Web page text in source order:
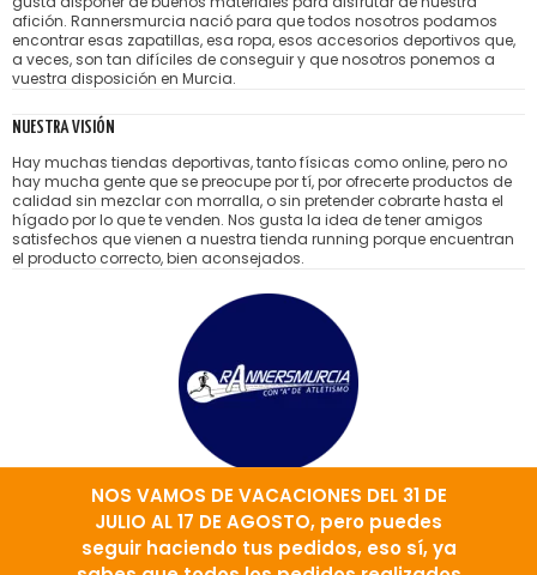
NOS VAMOS DE VACACIONES DEL 31 DE
JULIO AL 17 DE AGOSTO, pero puedes
seguir haciendo tus pedidos, eso sí, ya
afición. Rannersmurcia nació para que todos nosotros podamos
encontrar esas zapatillas, esa ropa, esos accesorios deportivos que,
a veces, son tan difíciles de conseguir y que nosotros ponemos a
vuestra disposición en Murcia.
NUESTRA VISIÓN
Hay muchas tiendas deportivas, tanto físicas como online, pero no
hay mucha gente que se preocupe por tí, por ofrecerte productos de
calidad sin mezclar con morralla, o sin pretender cobrarte hasta el
hígado por lo que te venden. Nos gusta la idea de tener amigos
satisfechos que vienen a nuestra tienda running porque encuentran
el producto correcto, bien aconsejados.
TIENDANOSOTROSCONTACTOMARCASAVISO LEGAL